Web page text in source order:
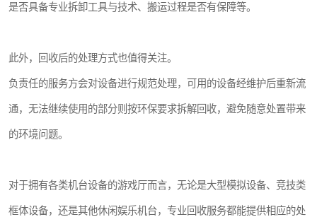
是否具备专业拆卸工具与技术、搬运过程是否有保障等。
此外，回收后的处理方式也值得关注。
负责任的服务方会对设备进行规范处理，可用的设备经维护后重新流
通，无法继续使用的部分则按环保要求拆解回收，避免随意处置带来
的环境问题。
对于拥有各类机台设备的游戏厅而言，无论是大型模拟设备、竞技类
框体设备，还是其他休闲娱乐机台，专业回收服务都能提供相应的处